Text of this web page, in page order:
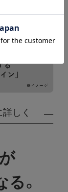
しく
）し、発生
備は必要な
。